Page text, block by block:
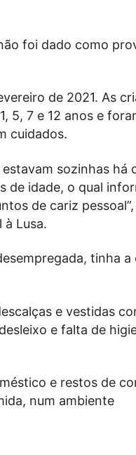
foi dado como
de 2021. As
5, 7 e 12 anos e
cuidados.
sozinhas há
de idade, o qual
de cariz
Lusa.
tinha a
e vestidas
e falta de
e restos de
num ambiente